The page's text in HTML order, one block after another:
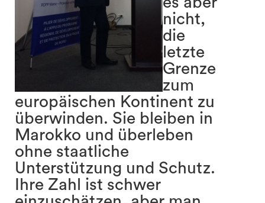
nicht,
die
letzte
Grenze
zum
europäischen Kontinent zu
überwinden. Sie bleiben in
Marokko und überleben
ohne staatliche
Unterstützung und Schutz.
Ihre Zahl ist schwer